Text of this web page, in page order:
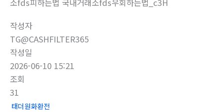
소fds피하는법 국내거래소fds우회하는법_c3H
작성자
TG@CASHFILTER365
작성일
2026-06-10 15:21
조회
31
태더원화환전